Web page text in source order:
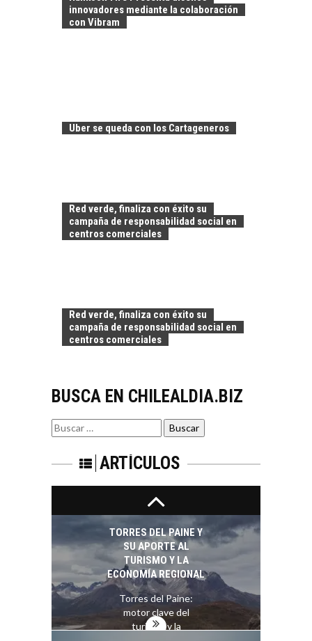
innovadores mediante la colaboración
con Vibram
Uber se queda con los Cartageneros
Red verde, finaliza con éxito su
campaña de responsabilidad social en
centros comerciales
Red verde, finaliza con éxito su
campaña de responsabilidad social en
centros comerciales
BUSCA EN CHILEALDIA.BIZ
Buscar
por:
ARTÍCULOS
Chile como hub
TRANSFORMACIÓN
DE LOS RECURSOS
HUMANOS EN LAS
EMPRESAS
recursos humanos en
las empresas…
PARA PYMES EN
CHILE:
ALTERNATIVAS MÁS
Financiamiento para
alternativas que
trascienden el
EL CRECIMIENTO DE
LOS SERVICIOS
EXPORTADOS DESDE
CHILE
El auge de las
servicios digitales en
Chile:…
TORRES DEL PAINE Y
SU APORTE AL
TURISMO Y LA
ECONOMÍA REGIONAL
Torres del Paine:
motor clave del
turismo y la